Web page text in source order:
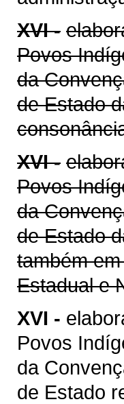
XVI -
Povos
da
de Estado
XVI -
Povos
da
de Estado
também
Estadual e
XVI -
Povos
da
de Estado